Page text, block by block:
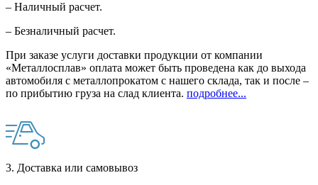
– Наличный расчет.
– Безналичный расчет.
При заказе услуги доставки продукции от компании
«Металлосплав» оплата может быть проведена как до выхода
автомобиля с металлопрокатом с нашего склада, так и после –
по прибытию груза на слад клиента. подробнее...
3. Доставка или самовывоз